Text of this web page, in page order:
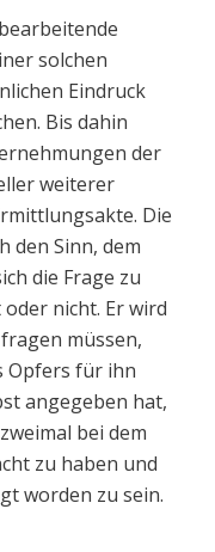
solchen
Eindruck
Bis dahin
der
weiterer
Die
den Sinn, dem
die Frage zu
nicht. Er wird
müssen,
Opfers für ihn
angegeben hat,
bei dem
zu haben und
worden zu sein.